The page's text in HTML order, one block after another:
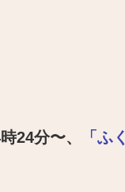
24分〜、 「ふく